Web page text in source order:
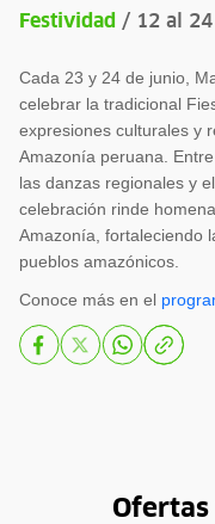
Festividad / 12 al
Cada 23 y 24 de junio,
celebrar la tradicional
expresiones culturales y
Amazonía peruana.
las danzas regionales y
celebración rinde
Amazonía, fortaleciendo
pueblos amazónicos.
Conoce más en el